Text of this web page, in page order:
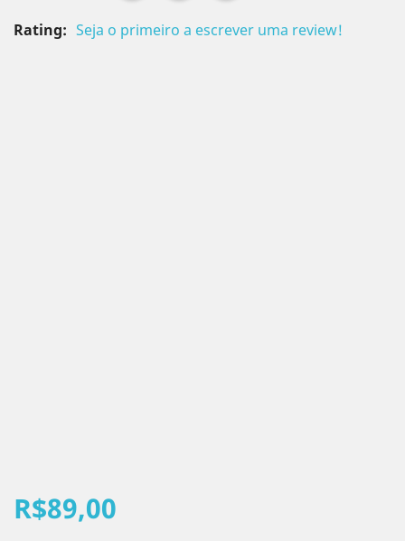
Rating: Seja o primeiro a escrever uma review!
R$89,00